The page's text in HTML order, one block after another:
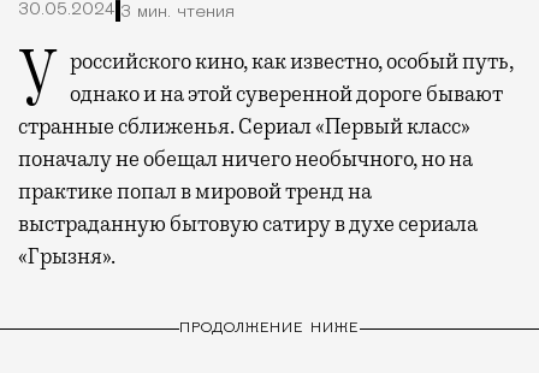
30.05.2024 3 мин. чтения
У российского кино, как известно, особый путь,
однако и на этой суверенной дороге бывают
странные сближенья. Сериал «Первый класс»
поначалу не обещал ничего необычного, но на
практике попал в мировой тренд на
выстраданную бытовую сатиру в духе сериала
«Грызня».
ПРОДОЛЖЕНИЕ НИЖЕ